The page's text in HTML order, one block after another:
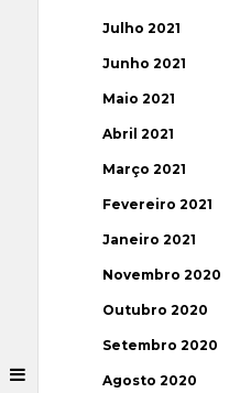
Julho 2021
Junho 2021
Maio 2021
Abril 2021
Março 2021
Fevereiro 2021
Janeiro 2021
Novembro 2020
Outubro 2020
Setembro 2020
Agosto 2020